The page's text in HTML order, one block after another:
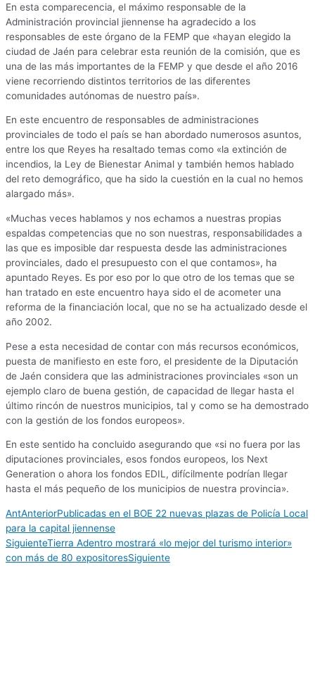
En esta comparecencia, el máximo responsable de la
Administración provincial jiennense ha agradecido a los
responsables de este órgano de la FEMP que «hayan elegido la
ciudad de Jaén para celebrar esta reunión de la comisión, que es
una de las más importantes de la FEMP y que desde el año 2016
viene recorriendo distintos territorios de las diferentes
comunidades autónomas de nuestro país».
En este encuentro de responsables de administraciones
provinciales de todo el país se han abordado numerosos asuntos,
entre los que Reyes ha resaltado temas como «la extinción de
incendios, la Ley de Bienestar Animal y también hemos hablado
del reto demográfico, que ha sido la cuestión en la cual no hemos
alargado más».
«Muchas veces hablamos y nos echamos a nuestras propias
espaldas competencias que no son nuestras, responsabilidades a
las que es imposible dar respuesta desde las administraciones
provinciales, dado el presupuesto con el que contamos», ha
apuntado Reyes. Es por eso por lo que otro de los temas que se
han tratado en este encuentro haya sido el de acometer una
reforma de la financiación local, que no se ha actualizado desde el
año 2002.
Pese a esta necesidad de contar con más recursos económicos,
puesta de manifiesto en este foro, el presidente de la Diputación
de Jaén considera que las administraciones provinciales «son un
ejemplo claro de buena gestión, de capacidad de llegar hasta el
último rincón de nuestros municipios, tal y como se ha demostrado
con la gestión de los fondos europeos».
En este sentido ha concluido asegurando que «si no fuera por las
diputaciones provinciales, esos fondos europeos, los Next
Generation o ahora los fondos EDIL, difícilmente podrían llegar
hasta el más pequeño de los municipios de nuestra provincia».
AntAnteriorPublicadas en el BOE 22 nuevas plazas de Policía Local
para la capital jiennense
SiguienteTierra Adentro mostrará «lo mejor del turismo interior»
con más de 80 expositoresSiguiente